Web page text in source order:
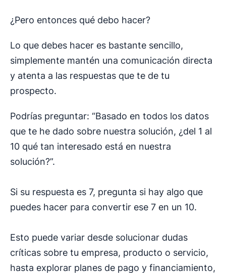
¿Pero entonces qué debo hacer?
Lo que debes hacer es bastante sencillo,
simplemente mantén una comunicación directa
y atenta a las respuestas que te de tu
prospecto.
Podrías preguntar: “Basado en todos los datos
que te he dado sobre nuestra solución, ¿del 1 al
10 qué tan interesado está en nuestra
solución?”.
Si su respuesta es 7, pregunta si hay algo que
puedes hacer para convertir ese 7 en un 10.
Esto puede variar desde solucionar dudas
críticas sobre tu empresa, producto o servicio,
hasta explorar planes de pago y financiamiento,